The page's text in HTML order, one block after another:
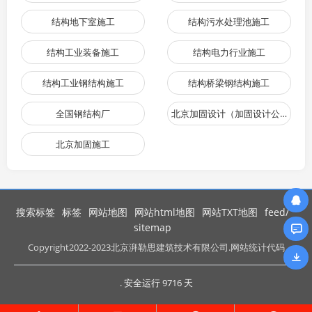
结构地下室施工 结构污水处理池施工
结构工业装备施工 结构电力行业施工
结构工业钢结构施工 结构桥梁钢结构施工
全国钢结构厂 北京加固设计（加固设计公司）
北京加固施工
搜索标签 标签 网站地图 网站html地图 网站TXT地图 feed/
sitemap
Copyright2022-2023北京湃勒思建筑技术有限公司.网站统计代码
. 安全运行9716 天